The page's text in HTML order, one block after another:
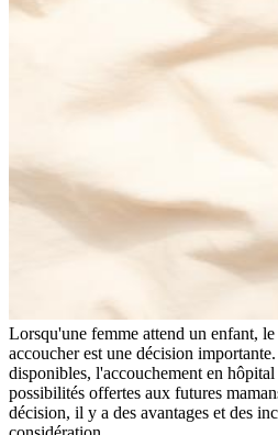
Lorsqu'une femme attend un enfant,
accoucher est une décision
disponibles, l'accouchement en
possibilités offertes aux futures
décision, il y a des avantages et des